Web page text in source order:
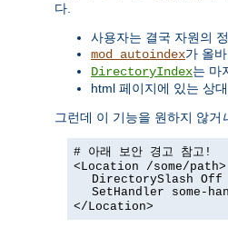
다.
사용자는 결국 자원의
mod_autoindex가 올
DirectoryIndex는 마
html 페이지에 있는 상
그런데 이 기능을 원하지 않거
# 아래 보안 경고 참고!
<Location /some/path>
DirectorySlash Off
SetHandler some-
</Location>